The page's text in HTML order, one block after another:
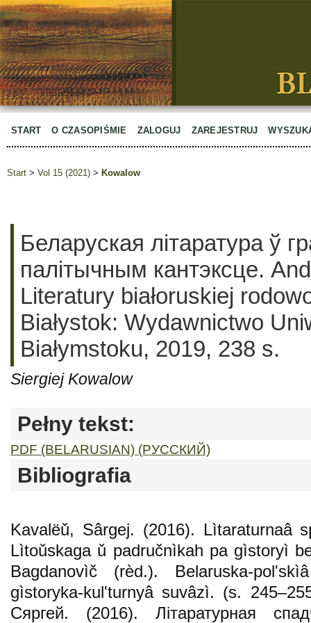
START O CZASOPIŚMIE ZALOGUJ ZAREJESTRUJ
Start > Vol 15 (2021) > Kowalow
Беларуская літаратура ў
палітычным кантэксце.
Literatury białoruskiej
Białystok: Wydawnictwo
Białymstoku, 2019, 238 s.
Siergiej Kowalow
Pełny tekst:
PDF (BELARUSIAN) (РУССКИЙ)
Bibliografia
Kavalëǔ, Sârgej. (2016). Lìtaraturnaâ
Lìtoǔskaga ǔ padručnìkah pa gìstoryì
Bagdanovìč (rèd.). Belaruska-
gìstoryka-kulʹturnyâ suvâzì. (s.
Сяргей. (2016). Літаратурная